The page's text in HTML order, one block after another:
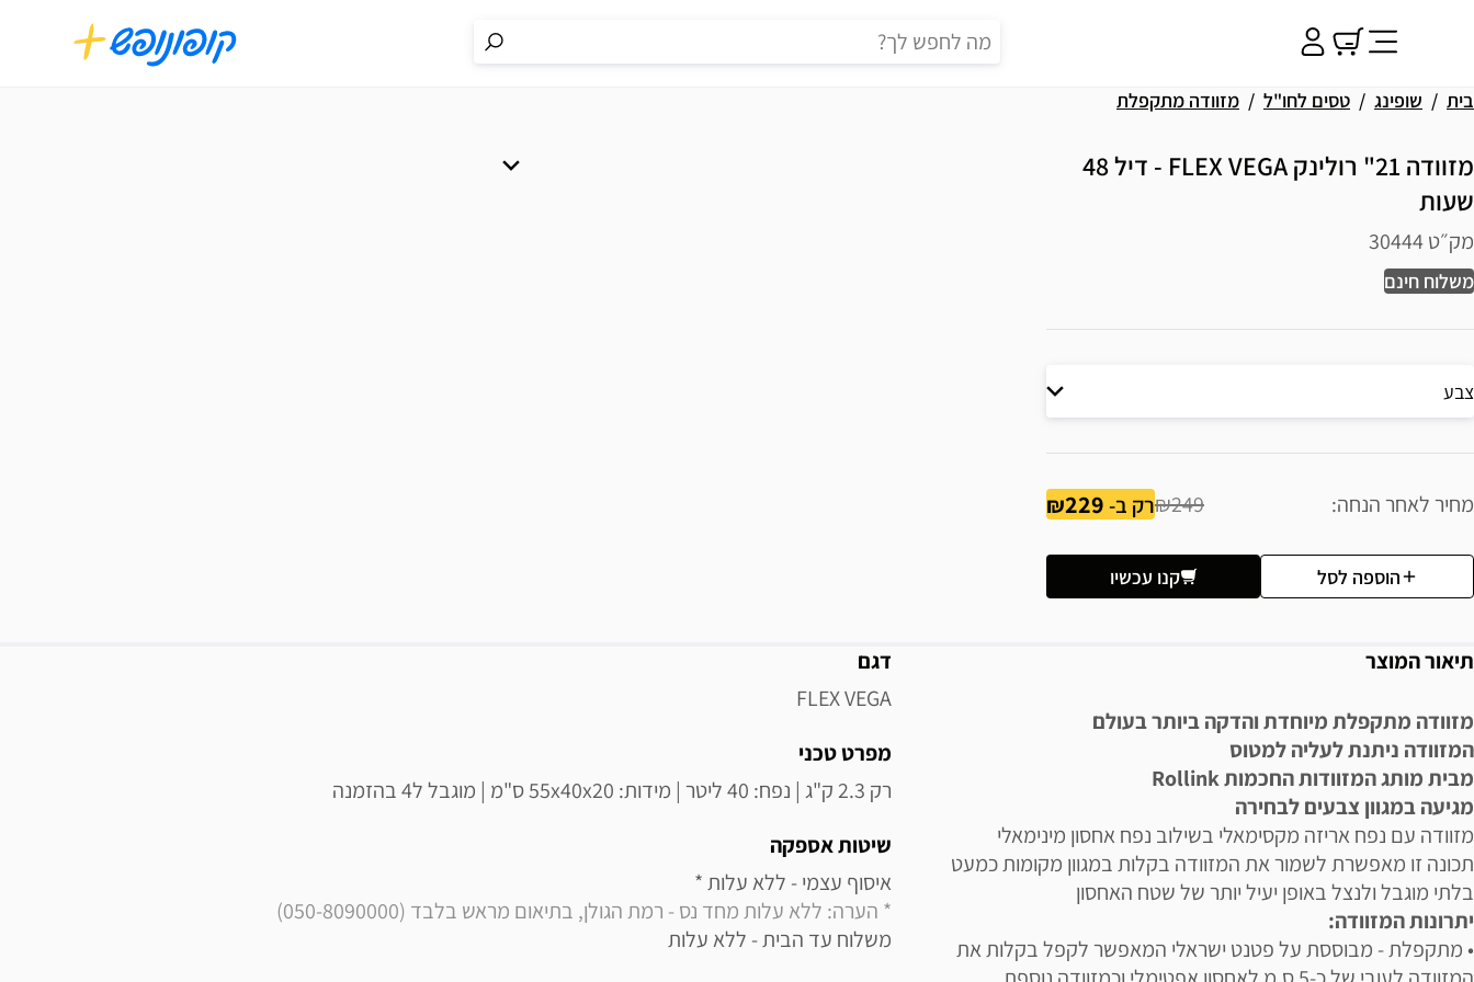
בית שופינג טסים לחו"ל מזוודה מתקפלת
מזוודה 21" רולינק FLEX VEGA - דיל 48
שעות
מק״ט 30444
משלוח חינם
צבע
מחיר לאחר הנחה ₪249רק ב-229
הוספה לסל קנו עכשיו
תיאור המוצר
מזוודה מתקפלת מיוחדת והדקה ביותר בעולם
המזוודה ניתנת לעליה למטוס
מבית מותג המזוודות החכמות Rollink
מגיעה במגוון צבעים לבחירה
מזוודה עם נפח אריזה מקסימאלי בשילוב נפח אחסון מינימאלי
תכונה זו מאפשרת לשמור את המזוודה בקלות במגוון מקומות כמעט
בלתי מוגבל ולנצל באופן יעיל יותר של שטח האחסון
יתרונות המזוודה:
• מתקפלת - מבוססת על פטנט ישראלי המאפשר לקפל בקלות את
מידע נוסף
דגם
FLEX VEGA
מפרט טכני
רק 2.3 ק"ג | נפח: 40 ליטר | מידות: 55x40x20 ס"מ | מוגבל ל4 בהזמנה
שיטות אספקה
איסוף עצמי - ללא עלות *
* הערה: ללא עלות מחד נס - רמת הגולן, בתיאום מראש בלבד (050-8090000)
משלוח עד הבית - ללא עלות